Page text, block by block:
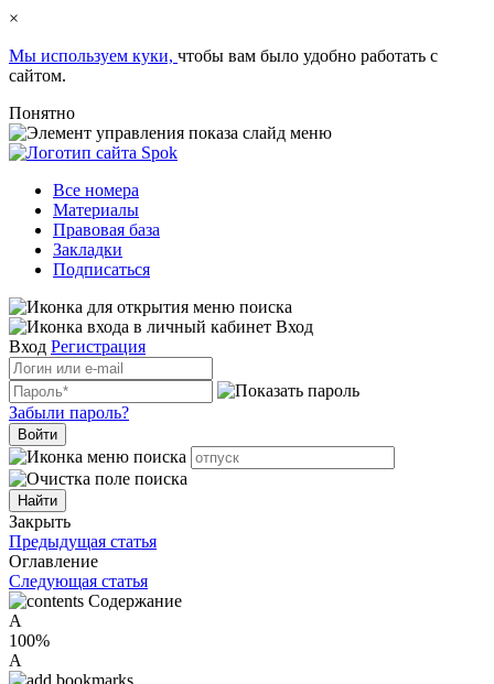
×
Мы используем куки, чтобы вам было удобно работать с
сайтом.
Понятно
Все номера
Материалы
Правовая база
Закладки
Подписаться
Вход
Вход Регистрация
Забыли пароль?
Войти
Закрыть
Предыдущая статья
Оглавление
Следующая статья
Содержание
A
100%
A